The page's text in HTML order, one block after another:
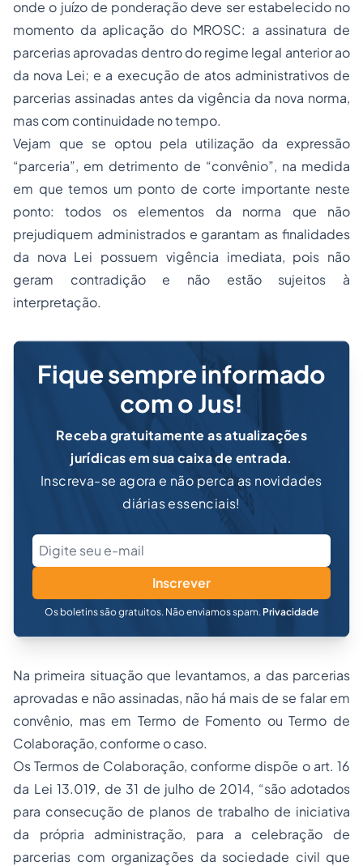
onde o juízo de ponderação deve ser estabelecido no
momento da aplicação do MROSC: a assinatura de
parcerias aprovadas dentro do regime legal anterior ao
da nova Lei; e a execução de atos administrativos de
parcerias assinadas antes da vigência da nova norma,
mas com continuidade no tempo.
Vejam que se optou pela utilização da expressão
“parceria”, em detrimento de “convênio”, na medida
em que temos um ponto de corte importante neste
ponto: todos os elementos da norma que não
prejudiquem administrados e garantam as finalidades
da nova Lei possuem vigência imediata, pois não
geram contradição e não estão sujeitos à
interpretação.
Fique sempre informado
com o Jus!
Receba gratuitamente as atualizações
jurídicas em sua caixa de entrada.
Inscreva-se agora e não perca as novidades
diárias essenciais!
Inscrever
Os boletins são gratuitos. Não enviamos spam. Privacidade
Na primeira situação que levantamos, a das parcerias
aprovadas e não assinadas, não há mais de se falar em
convênio, mas em Termo de Fomento ou Termo de
Colaboração, conforme o caso.
Os Termos de Colaboração, conforme dispõe o art. 16
da Lei 13.019, de 31 de julho de 2014, “são adotados
para consecução de planos de trabalho de iniciativa
da própria administração, para a celebração de
parcerias com organizações da sociedade civil que